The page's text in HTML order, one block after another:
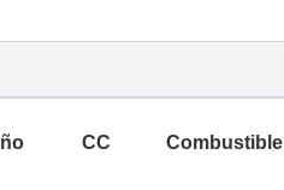
CC Combustible